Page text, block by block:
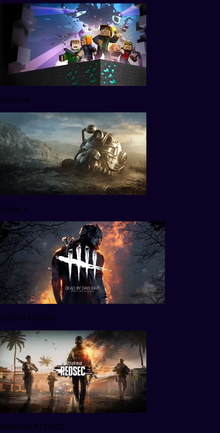
Minecraft
Fallout 4
Dead by Daylight
Battlefield REDSEC